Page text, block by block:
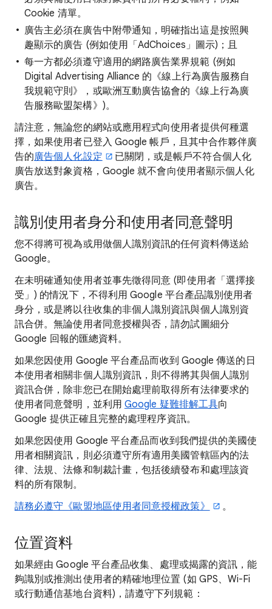
Cookie 清單。
廣告主必須在廣告中附帶通知，明確指出這是按照興
趣顯示的廣告 (例如使用「AdChoices」圖示)；且
每一方都必須遵守適用的網路廣告業界規範 (例如
Digital Advertising Alliance 的《線上行為廣告服務自
我規範守則》，或歐洲互動廣告協會的《線上行為廣
告服務歐盟架構》)。
請注意，無論您的網站或應用程式向使用者提供何種選
擇，如果使用者已登入 Google 帳戶，且其中合作夥伴廣
告的廣告個人化設定
已關閉，或是帳戶不符合個人化
廣告放送對象資格，Google 就不會向使用者顯示個人化
廣告。
識別使用者身分和使用者同意聲明
您不得將可視為或用做個人識別資訊的任何資料傳送給
Google。
在未明確通知使用者並事先徵得同意 (即使用者「選擇接
受」) 的情況下，不得利用 Google 平台產品識別使用者
身分，或是將以往收集的非個人識別資訊與個人識別資
訊合併。無論使用者同意授權與否，請勿試圖細分
Google 回報的匯總資料。
如果您因使用 Google 平台產品而收到 Google 傳送的日
本使用者相關非個人識別資訊，則不得將其與個人識別
資訊合併，除非您已在開始處理前取得所有法律要求的
使用者同意聲明，並利用 Google 疑難排解工具向
Google 提供正確且完整的處理程序資訊。
如果您因使用 Google 平台產品而收到我們提供的美國使
用者相關資訊，則必須遵守所有適用美國管轄區內的法
律、法規、法條和制裁計畫，包括後續發布和處理該資
料的所有限制。
請務必遵守《歐盟地區使用者同意授權政策》
。
位置資料
如果經由 Google 平台產品收集、處理或揭露的資訊，能
夠識別或推測出使用者的精確地理位置 (如 GPS、Wi-Fi
或行動通信基地台資料)，請遵守下列規範：